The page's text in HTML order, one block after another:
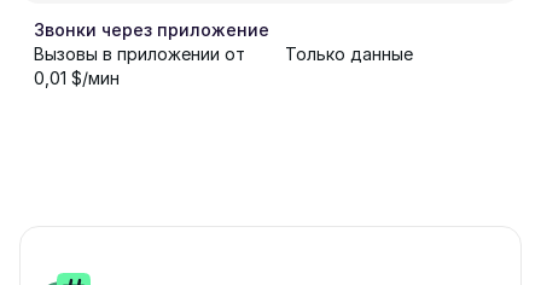
Звонки через приложение
Вызовы в приложении от
0,01 $/мин
Только данные